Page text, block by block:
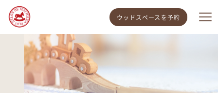
ウッドスペースを予約